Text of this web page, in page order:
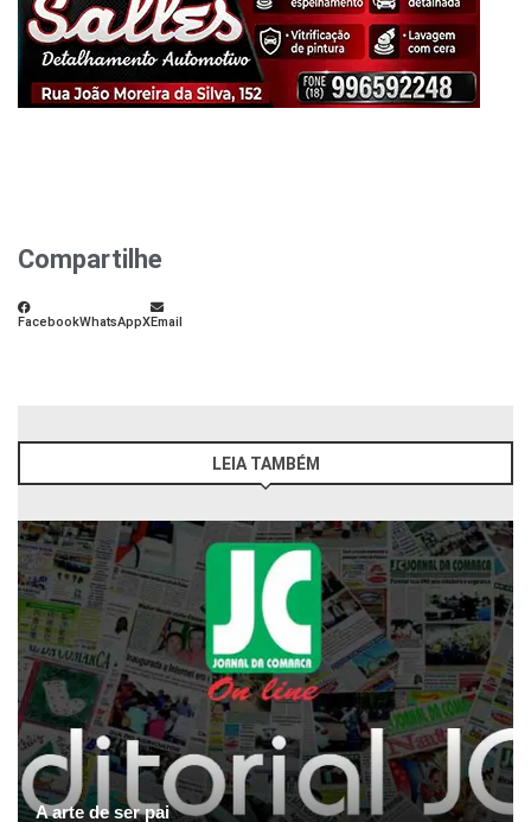
Compartilhe
FacebookWhatsAppXEmail
LEIA TAMBÉM
A arte de ser pai